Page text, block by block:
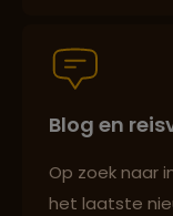
Best
Blog en
Op zoek naar
het laatste